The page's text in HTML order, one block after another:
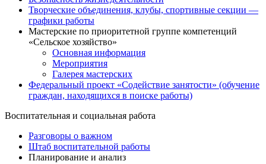
Творческие объединения, клубы, спортивные секции —
графики работы
Мастерские по приоритетной группе компетенций
«Сельское хозяйство»
Основная информация
Мероприятия
Галерея мастерских
Федеральный проект «Содействие занятости» (обучение
граждан, находящихся в поиске работы)
Воспитательная и социальная работа
Разговоры о важном
Штаб воспитательной работы
Планирование и анализ